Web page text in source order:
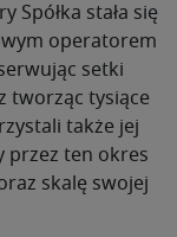
Spółka stała się
operatorem
setki
tworząc tysiące
także jej
przez ten okres
skalę swojej